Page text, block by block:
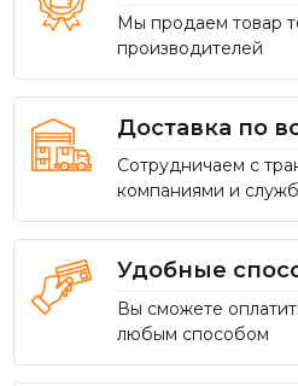
Мы продаем товар
производителей
Доставка по
Сотрудничаем с
компаниями и
Удобные
Вы сможете
любым способом